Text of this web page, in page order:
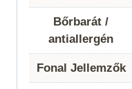
Bőrbarát /
antiallergén
Fonal Jellemzők